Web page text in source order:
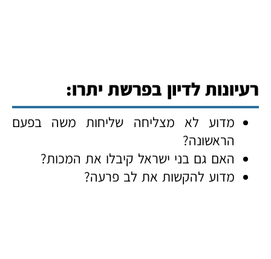
רעיונות לדיון בפרשת יתרו:
מדוע לא מצליחה שליחות משה בפעם
הראשונה?
האם גם בני ישראל קיבלו את המכות?
מדוע להקשות את לב פרעה?